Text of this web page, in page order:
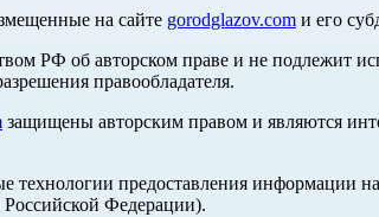
на сайте gorodglazov.com и его
РФ об авторском праве и не подлежит
правообладателя.
защищены авторским правом и являются
предоставления информации на
Российской Федерации).